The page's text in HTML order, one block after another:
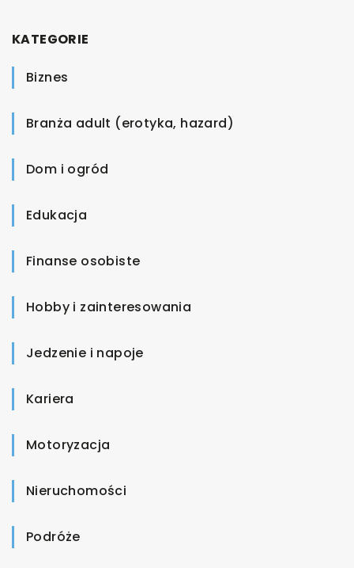
KATEGORIE
Biznes
Branża adult (erotyka, hazard)
Dom i ogród
Edukacja
Finanse osobiste
Hobby i zainteresowania
Jedzenie i napoje
Kariera
Motoryzacja
Nieruchomości
Podróże